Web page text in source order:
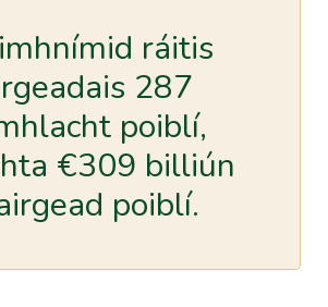
ráitis
287
poiblí,
€309 billiún
poiblí.